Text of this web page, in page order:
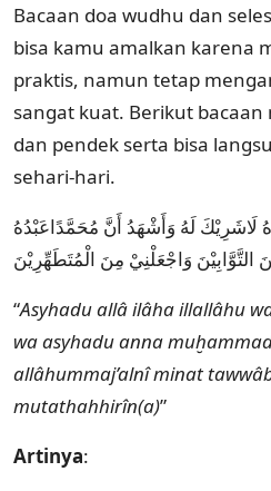
Bacaan doa wudhu dan
bisa kamu amalkan karena
praktis, namun tetap
sangat kuat. Berikut
dan pendek serta bisa
sehari-hari.
لَاشَرِيْكَ لَهُ وَأَشْهَدُ أَنَّ مُحَمَّدًاعَبْدُهُ
التَّوَّابِيْنَ وَاجْعَلْنِيْ مِنَ الْمُتَطَهِّرِيْنَ
“Asyhadu allâ ilâha illallâhu
wa asyhadu anna
allâhummaj’alnî minat
mutathahhirîn(a)”
Artinya: